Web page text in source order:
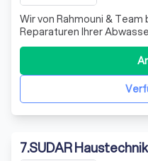
Wir von Rahmouni &
Reparaturen Ihrer
Zuverlässigkeit,
uns aus. Selbst bei
bleiben wir gelassen und
uns – fordern Sie noch
7.SUDAR Haustechnik